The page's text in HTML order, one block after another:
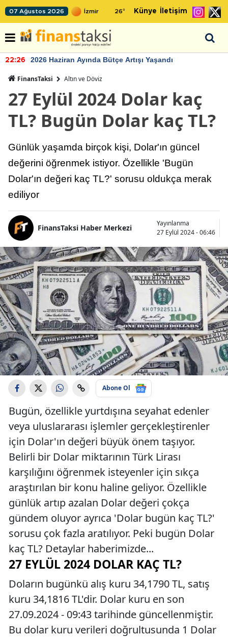
07 Ağustos 2026 26° Künye İletişim
22:26 2026 Haziran Ayında Bütçe Artışı Yaşandı
FinansTaksi Altın ve Döviz
27 Eylül 2024 Dolar kaç
TL? Bugün Dolar kaç TL?
Günlük yaşamda birçok kişi, Dolar'ın güncel
değerini öğrenmek istiyor. Özellikle 'Bugün
Dolar'ın değeri kaç TL?' sorusu oldukça merak
ediliyor
FinansTaksi Haber Merkezi
Yayınlanma
27 Eylül 2024 - 06:46
Abone Ol
Bugün, özellikle yurtdışına seyahat edenler
veya uluslararası işlemler gerçekleştirenler
için Dolar'ın değeri büyük önem taşıyor.
Belirli bir Dolar miktarının Türk Lirası
karşılığını öğrenmek isteyenler için sıkça
araştırılan bir konu haline geliyor. Özellikle
günlük artıp azalan Dolar değeri çokça
gündem oluyor ayrıca 'Dolar bugün kaç TL?'
sorusu çok fazla aratılıyor. Peki bugün Dolar
kaç TL? Detaylar haberimizde...
27 EYLÜL 2024 DOLAR KAÇ TL?
Doların bugünkü alış kuru 34,1790 TL, satış
kuru 34,1816 TL'dir. Dolar kuru en son
27.09.2024 - 09:43 tarihinde güncellenmiştir.
Bu dolar kuru verileri doğrultusunda 1 Dolar